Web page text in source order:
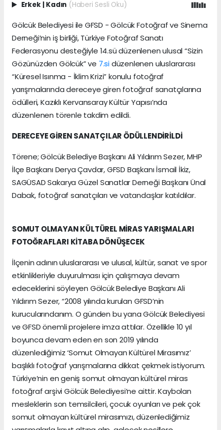
Erkek | Kadın (Haberi Sesli Oku)
Gölcük Belediyesi ile GFSD - Gölcük Fotoğraf ve Sinema
Derneği’nin iş birliği, Türkiye Fotoğraf Sanatı
Federasyonu desteğiyle 14.sü düzenlenen ulusal “Sizin
Gözünüzden Gölcük” ve 7.sidüzenlenen uluslararası
“Küresel Isınma - İklim Krizi” konulu fotoğraf
yarışmalarında dereceye giren fotoğraf sanatçılarına
ödülleri, Kazıklı Kervansaray Kültür Yapısı’nda
düzenlenen törenle takdim edildi.
DERECEYE GİREN SANATÇILAR ÖDÜLLENDİRİLDİ
Törene; Gölcük Belediye Başkanı Ali Yıldırım Sezer, MHP
İlçe Başkanı Derya Çavdar, GFSD Başkanı İsmail İkiz,
SAGÜSAD Sakarya Güzel Sanatlar Derneği Başkanı Ünal
Dabak, fotoğraf sanatçıları ve vatandaşlar katıldılar.
SOMUT OLMAYAN KÜLTÜREL MİRAS YARIŞMALARI
FOTOĞRAFLARI KİTABA DÖNÜŞECEK
İlçenin adının uluslararası ve ulusal, kültür, sanat ve spor
etkinlikleriyle duyurulması için çalışmaya devam
edeceklerini söyleyen Gölcük Belediye Başkanı Ali
Yıldırım Sezer, “2008 yılında kurulan GFSD’nin
kurucularındanım. O günden bu yana Gölcük Belediyesi
ve GFSD önemli projelere imza attılar. Özellikle 10 yıl
boyunca devam eden en son 2019 yılında
düzenlediğimiz ‘Somut Olmayan Kültürel Mirasımız’
başlıklı fotoğraf yarışmalarına dikkat çekmek istiyorum.
Türkiye’nin en geniş somut olmayan kültürel miras
fotoğraf arşivi Gölcük Belediyesi’ne aittir. Kaybolan
mesleklerin son temsilcileri, çocuk oyunları ve pek çok
somut olmayan kültürel mirasımızı, düzenlediğimiz